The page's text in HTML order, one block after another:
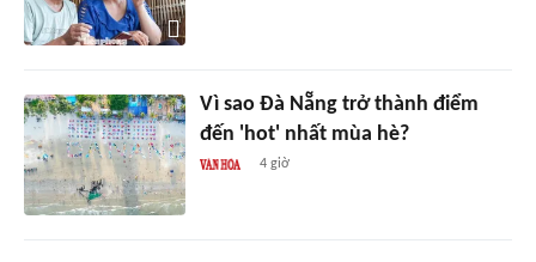
Vì sao Đà Nẵng trở thành điểm
đến 'hot' nhất mùa hè?
4 giờ